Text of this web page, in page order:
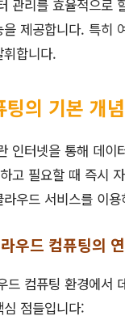
관리를 효율적으로
제공합니다. 특히
합니다.
의 기본 개념
인터넷을 통해 데
고 필요할 때 즉시
우드 서비스를 이
우드 컴퓨팅의
드 컴퓨팅 환경에서
점들입니다: